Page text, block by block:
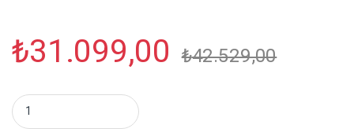
₺31.099,00 ₺42.529,00
Gdx ML230W Bicolor Video ve Fotoğraf 60x90 Gridli Softbox